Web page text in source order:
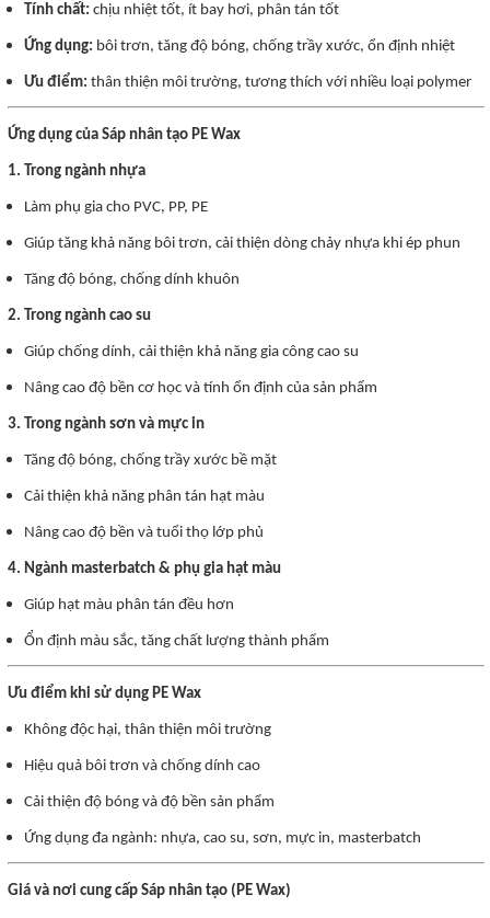
Tính chất: chịu nhiệt tốt, ít bay hơi, phân tán tốt
Ứng dụng: bôi trơn, tăng độ bóng, chống trầy xước, ổn định nhiệt
Ưu điểm: thân thiện môi trường, tương thích với nhiều loại polymer
Ứng dụng của Sáp nhân tạo PE Wax
1. Trong ngành nhựa
Làm phụ gia cho PVC, PP, PE
Giúp tăng khả năng bôi trơn, cải thiện dòng chảy nhựa khi ép phun
Tăng độ bóng, chống dính khuôn
2. Trong ngành cao su
Giúp chống dính, cải thiện khả năng gia công cao su
Nâng cao độ bền cơ học và tính ổn định của sản phẩm
3. Trong ngành sơn và mực in
Tăng độ bóng, chống trầy xước bề mặt
Cải thiện khả năng phân tán hạt màu
Nâng cao độ bền và tuổi thọ lớp phủ
4. Ngành masterbatch & phụ gia hạt màu
Giúp hạt màu phân tán đều hơn
Ổn định màu sắc, tăng chất lượng thành phẩm
Ưu điểm khi sử dụng PE Wax
Không độc hại, thân thiện môi trường
Hiệu quả bôi trơn và chống dính cao
Cải thiện độ bóng và độ bền sản phẩm
Ứng dụng đa ngành: nhựa, cao su, sơn, mực in, masterbatch
Giá và nơi cung cấp Sáp nhân tạo (PE Wax)